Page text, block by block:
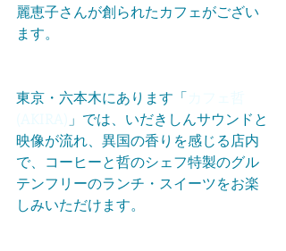
麗恵子さんが創られたカフェがござい
ます。
東京・六本木にあります「
」では、いだきしんサウンドと
映像が流れ、異国の香りを感じる店内
で、コーヒーと哲のシェフ特製のグル
テンフリーのランチ・スイーツをお楽
しみいただけます。